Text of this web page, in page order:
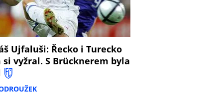
Ujfaluši: Řecko i Turecko
si vyžral. S Brücknerem byla